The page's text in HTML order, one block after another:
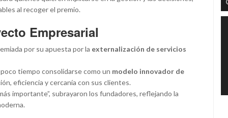
al recoger el premio.
Empresarial
por su apuesta por la externalización de servicios
tiempo consolidarse como un modelo innovador de
eficiencia y cercanía con sus clientes.
importante”, subrayaron los fundadores, reflejando la